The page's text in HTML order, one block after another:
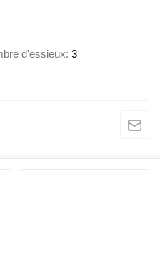
d'essieux 3